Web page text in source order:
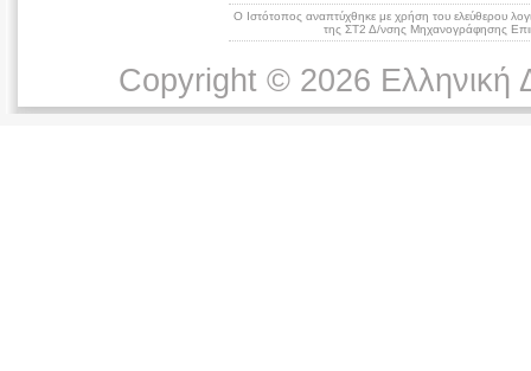
Ο Ιστότοπος αναπτύχθηκε με χρήση του ελεύθερου
της ΣΤ2 Δ/νσης Μηχανογράφησης
Copyright © 2026